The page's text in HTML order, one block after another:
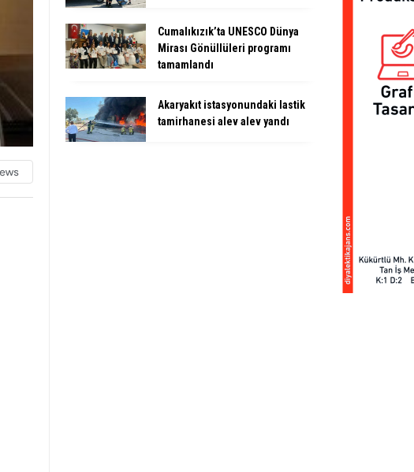
Cumalıkızık’ta UNESCO Dünya
Mirası Gönüllüleri programı
tamamlandı
Akaryakıt istasyonundaki lastik
tamirhanesi alev alev yandı